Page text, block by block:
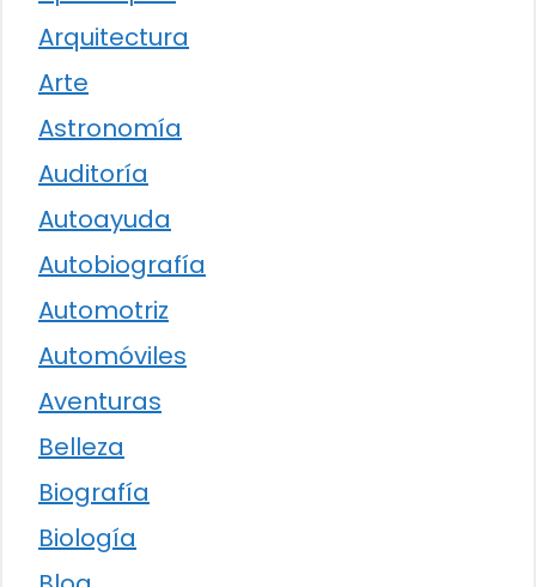
Arquitectura
Arte
Astronomía
Auditoría
Autoayuda
Autobiografía
Automotriz
Automóviles
Aventuras
Belleza
Biografía
Biología